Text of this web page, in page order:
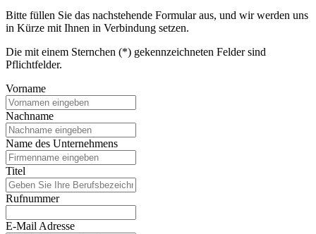
Bitte füllen Sie das nachstehende Formular aus, und wir werden uns
in Kürze mit Ihnen in Verbindung setzen.
Die mit einem Sternchen (*) gekennzeichneten Felder sind
Pflichtfelder.
Vorname
Nachname
Name des Unternehmens
Titel
Rufnummer
E-Mail Adresse